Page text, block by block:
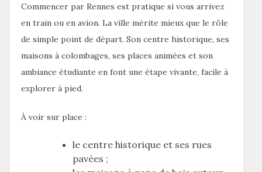
Commencer par Rennes est pratique si vous arrivez
en train ou en avion. La ville mérite mieux que le rôle
de simple point de départ. Son centre historique, ses
maisons à colombages, ses places animées et son
ambiance étudiante en font une étape vivante, facile à
explorer à pied.
À voir sur place :
le centre historique et ses rues
pavées ;